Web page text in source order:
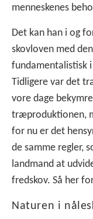
menneskenes
Det kan han i og
skovloven med
fundamentalistisk
Tidligere var det
vore dage
træproduktionen,
for nu er det
de samme regler,
landmand at
fredskov. Så her
Naturen i